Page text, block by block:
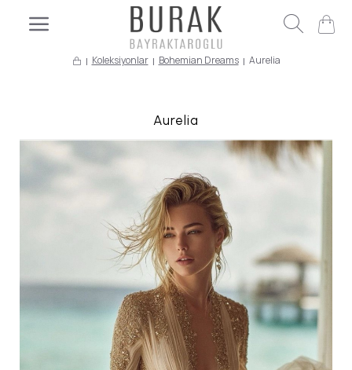
Koleksiyonlar Bohemian Dreams Aurelia
Aurelia